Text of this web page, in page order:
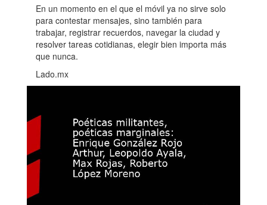
En un momento en el que el móvil ya no sirve solo
para contestar mensajes, sino también para
trabajar, registrar recuerdos, navegar la ciudad y
resolver tareas cotidianas, elegir bien importa más
que nunca.
Lado.mx